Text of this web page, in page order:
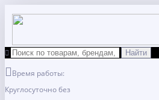
Время работы:
Круглосуточно без